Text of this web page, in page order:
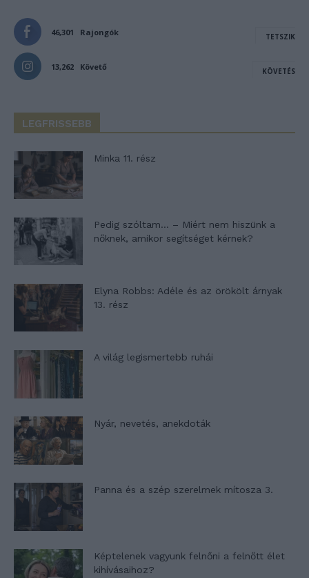
46,301 Rajongók TETSZIK
13,262 Követő KÖVETÉS
LEGFRISSEBB
Minka 11. rész
Pedig szóltam… – Miért nem hiszünk a
nőknek, amikor segítséget kérnek?
Elyna Robbs: Adéle és az örökölt árnyak
13. rész
A világ legismertebb ruhái
Nyár, nevetés, anekdoták
Panna és a szép szerelmek mítosza 3.
Képtelenek vagyunk felnőni a felnőtt élet
kihívásaihoz?